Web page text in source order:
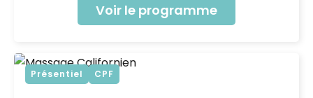
Voir le programme
Présentiel CPF